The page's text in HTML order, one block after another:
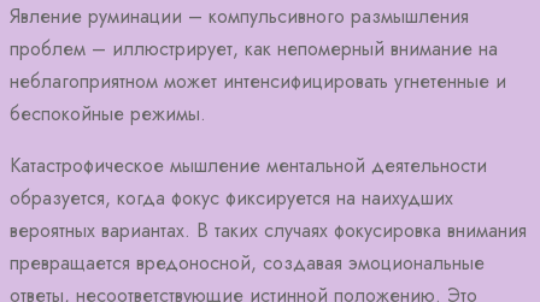
Явление руминации – компульсивного размышления
проблем – иллюстрирует, как непомерный внимание на
неблагоприятном может интенсифицировать угнетенные и
беспокойные режимы.
Катастрофическое мышление ментальной деятельности
образуется, когда фокус фиксируется на наихудших
вероятных вариантах. В таких случаях фокусировка внимания
превращается вредоносной, создавая эмоциональные
ответы, несоответствующие истинной положению. Это